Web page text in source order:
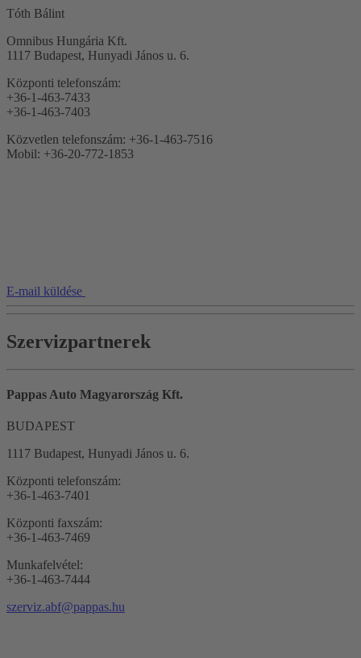
Tóth Bálint
Omnibus Hungária Kft.
1117 Budapest, Hunyadi János u. 6.
Központi telefonszám:
+36-1-463-7433
+36-1-463-7403
Közvetlen telefonszám: +36-1-463-7516
Mobil: +36-20-772-1853
E-mail küldése
Szervizpartnerek
Pappas Auto Magyarország Kft.
BUDAPEST
1117 Budapest, Hunyadi János u. 6.
Központi telefonszám:
+36-1-463-7401
Központi faxszám:
+36-1-463-7469
Munkafelvétel:
+36-1-463-7444
szerviz.abf@pappas.hu